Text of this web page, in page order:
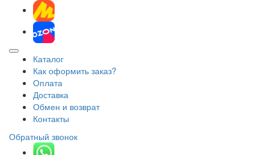
Каталог
Как оформить заказ?
Оплата
Доставка
Обмен и возврат
Контакты
Обратный звонок